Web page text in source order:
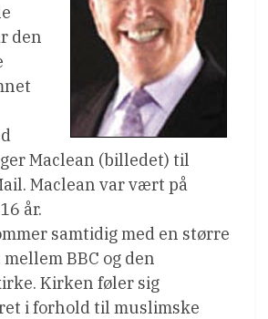
den
Maclean (billedet) til
Maclean var vært på
år.
samtidig med en større
BBC og den
Kirken føler sig
i forhold til muslimske